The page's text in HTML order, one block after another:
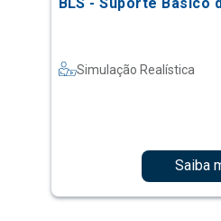
Simulação Realística
Saiba